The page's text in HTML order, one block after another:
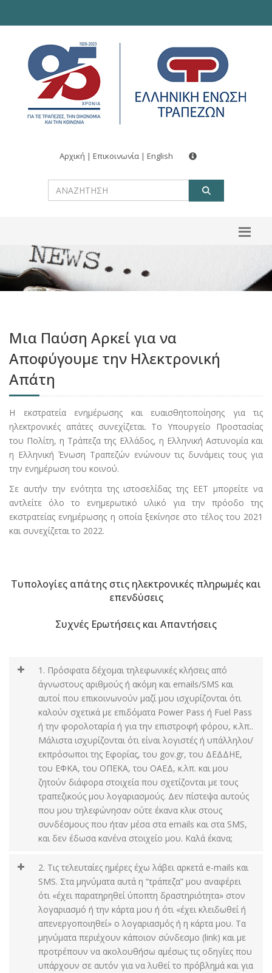
Αρχική | Επικοινωνία | English
Μια Παύση Αρκεί για να
Αποφύγουμε την Ηλεκτρονική
Απάτη
Η εκστρατεία ενημέρωσης και ευαισθητοποίησης για τις
ηλεκτρονικές απάτες συνεχίζεται. Το Υπουργείο Προστασίας
του Πολίτη, η Τράπεζα της Ελλάδος, η Ελληνική Αστυνομία και
η Ελληνική Ένωση Τραπεζών ενώνουν τις δυνάμεις τους για
την ενημέρωση του κοινού.
Σε αυτήν την ενότητα της ιστοσελίδας της ΕΕΤ μπορείτε να
αντλείτε όλο το ενημερωτικό υλικό για την πρόοδο της
εκστρατείας ενημέρωσης η οποία ξεκίνησε στο τέλος του 2021
και συνεχίζεται το 2022.
Τυπολογίες απάτης στις ηλεκτρονικές πληρωμές και
επενδύσεις
Συχνές Ερωτήσεις και Απαντήσεις
1. Πρόσφατα δέχομαι τηλεφωνικές κλήσεις από
άγνωστους αριθμούς ή ακόμη και emails/SMS και
αυτοί που επικοινωνούν μαζί μου ισχυρίζονται ότι
καλούν σχετικά με επιδόματα Power Pass ή Fuel Pass
ή την φορολοταρία ή για την επιστροφή φόρου, κ.λπ..
Μάλιστα ισχυρίζονται ότι είναι λογιστές ή υπάλληλοι/
εκπρόσωποι της Εφορίας, του gov.gr, του ΔΕΔΔΗΕ,
του ΕΦΚΑ, του ΟΠΕΚΑ, του ΟΑΕΔ, κ.λπ. και μου
ζητούν διάφορα στοιχεία που σχετίζονται με τους
τραπεζικούς μου λογαριασμούς. Δεν πίστεψα αυτούς
που μου τηλεφώνησαν ούτε έκανα κλικ στους
συνδέσμους που ήταν μέσα στα emails και στα SMS,
και δεν έδωσα κανένα στοιχείο μου. Καλά έκανα;
2. Τις τελευταίες ημέρες έχω λάβει αρκετά e-mails και
SMS. Στα μηνύματα αυτά η “τράπεζα” μου αναφέρει
ότι «έχει παρατηρηθεί ύποπτη δραστηριότητα» στον
λογαριασμό ή την κάρτα μου ή ότι «έχει κλειδωθεί ή
απενεργοποιηθεί» ο λογαριασμός ή η κάρτα μου. Τα
μηνύματα περιέχουν κάποιον σύνδεσμο (link) και με
προτρέπουν να ακολουθήσω αμέσως τις οδηγίες που
υπάρχουν σε αυτόν για να λυθεί το πρόβλημά και για